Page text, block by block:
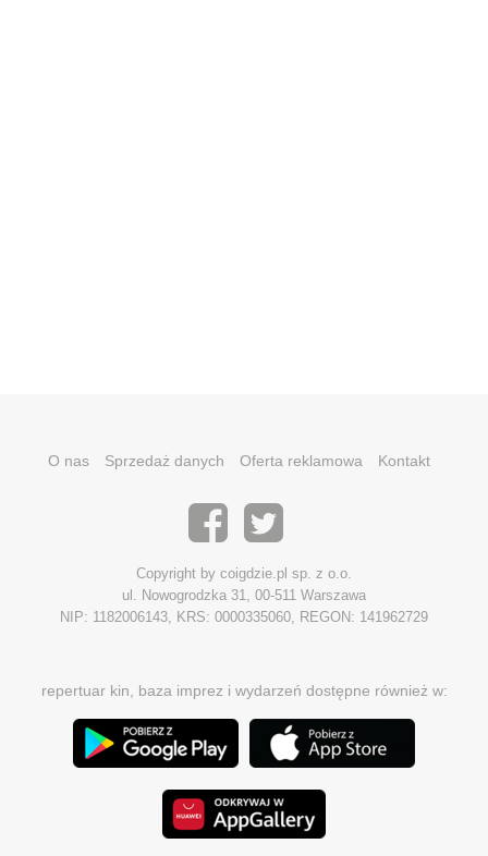
O nas Sprzedaż danych Oferta reklamowa Kontakt
Copyright by coigdzie.pl sp. z o.o.
ul. Nowogrodzka 31, 00-511 Warszawa
NIP: 1182006143, KRS: 0000335060, REGON: 141962729
repertuar kin, baza imprez i wydarzeń dostępne również w: